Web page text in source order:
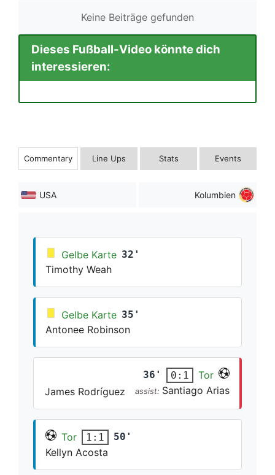
Keine Beiträge gefunden
Dieses Fußball-Video könnte dich
interessieren:
Commentary Line Ups Stats Events
USA Kolumbien
Gelbe Karte 32'
Timothy Weah
Gelbe Karte 35'
Antonee Robinson
36' 0:1
Tor
James Rodríguez
assist: Santiago Arias
Tor 1:1 50'
Kellyn Acosta